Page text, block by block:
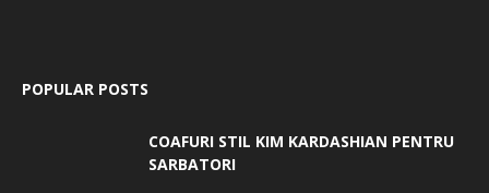
POPULAR POSTS
COAFURI STIL KIM KARDASHIAN PENTRU
SARBATORI